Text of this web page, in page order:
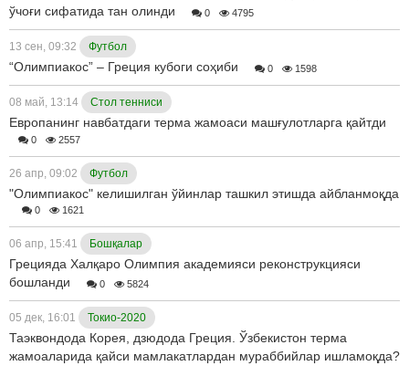
ўчоғи сифатида тан олинди
0 4795
13 сен, 09:32 Футбол
“Олимпиакос” – Греция кубоги соҳиби 0 1598
08 май, 13:14 Стол тенниси
Европанинг навбатдаги терма жамоаси машғулотларга қайтди
0 2557
26 апр, 09:02 Футбол
"Олимпиакос" келишилган ўйинлар ташкил этишда айбланмоқда
0 1621
06 апр, 15:41 Бошқалар
Грецияда Халқаро Олимпия академияси реконструкцияси
бошланди
0 5824
05 дек, 16:01 Токио-2020
Таэквондода Корея, дзюдода Греция. Ўзбекистон терма
жамоаларида қайси мамлакатлардан мураббийлар ишламоқда?